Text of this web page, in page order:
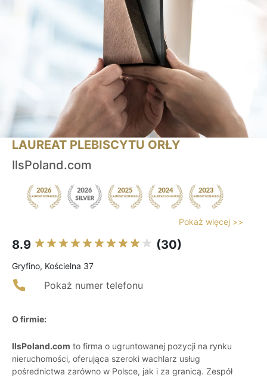
LAUREAT PLEBISCYTU ORŁY
IlsPoland.com
Pokaż więcej >>
8.9 (30)
Gryfino, Kościelna 37
Pokaż numer telefonu
O firmie:
IlsPoland.com to firma o ugruntowanej pozycji na rynku
nieruchomości, oferująca szeroki wachlarz usług
pośrednictwa zarówno w Polsce, jak i za granicą. Zespół